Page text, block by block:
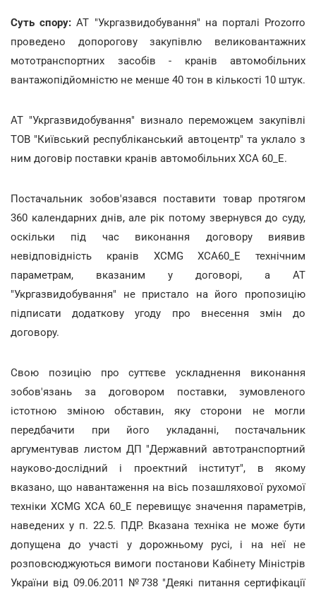
Суть спору: АТ "Укргазвидобування" на порталі Prozorro
проведено допорогову закупівлю великовантажних
мототранспортних засобів - кранів автомобільних
вантажопідйомністю не менше 40 тон в кількості 10 штук.
АТ "Укргазвидобування" визнало переможцем закупівлі
ТОВ "Київський республіканський автоцентр" та уклало з
ним договір поставки кранів автомобільних XCA 60_E.
Постачальник зобов'язався поставити товар протягом
360 календарних днів, але рік потому звернувся до суду,
оскільки під час виконання договору виявив
невідповідність кранів XCMG XCA60_Е технічним
параметрам, вказаним у договорі, а АТ
"Укргазвидобування" не пристало на його пропозицію
підписати додаткову угоду про внесення змін до
договору.
Свою позицію про суттєве ускладнення виконання
зобов'язань за договором поставки, зумовленого
істотною зміною обставин, яку сторони не могли
передбачити при його укладанні, постачальник
аргументував листом ДП "Державний автотранспортний
науково-дослідний і проектний інститут", в якому
вказано, що навантаження на вісь позашляхової рухомої
техніки ХСМG XCA 60_E перевищує значення параметрів,
наведених у п. 22.5. ПДР. Вказана техніка не може бути
допущена до участі у дорожньому русі, і на неї не
розповсюджуються вимоги постанови Кабінету Міністрів
України від 09.06.2011 №738 "Деякі питання сертифікації